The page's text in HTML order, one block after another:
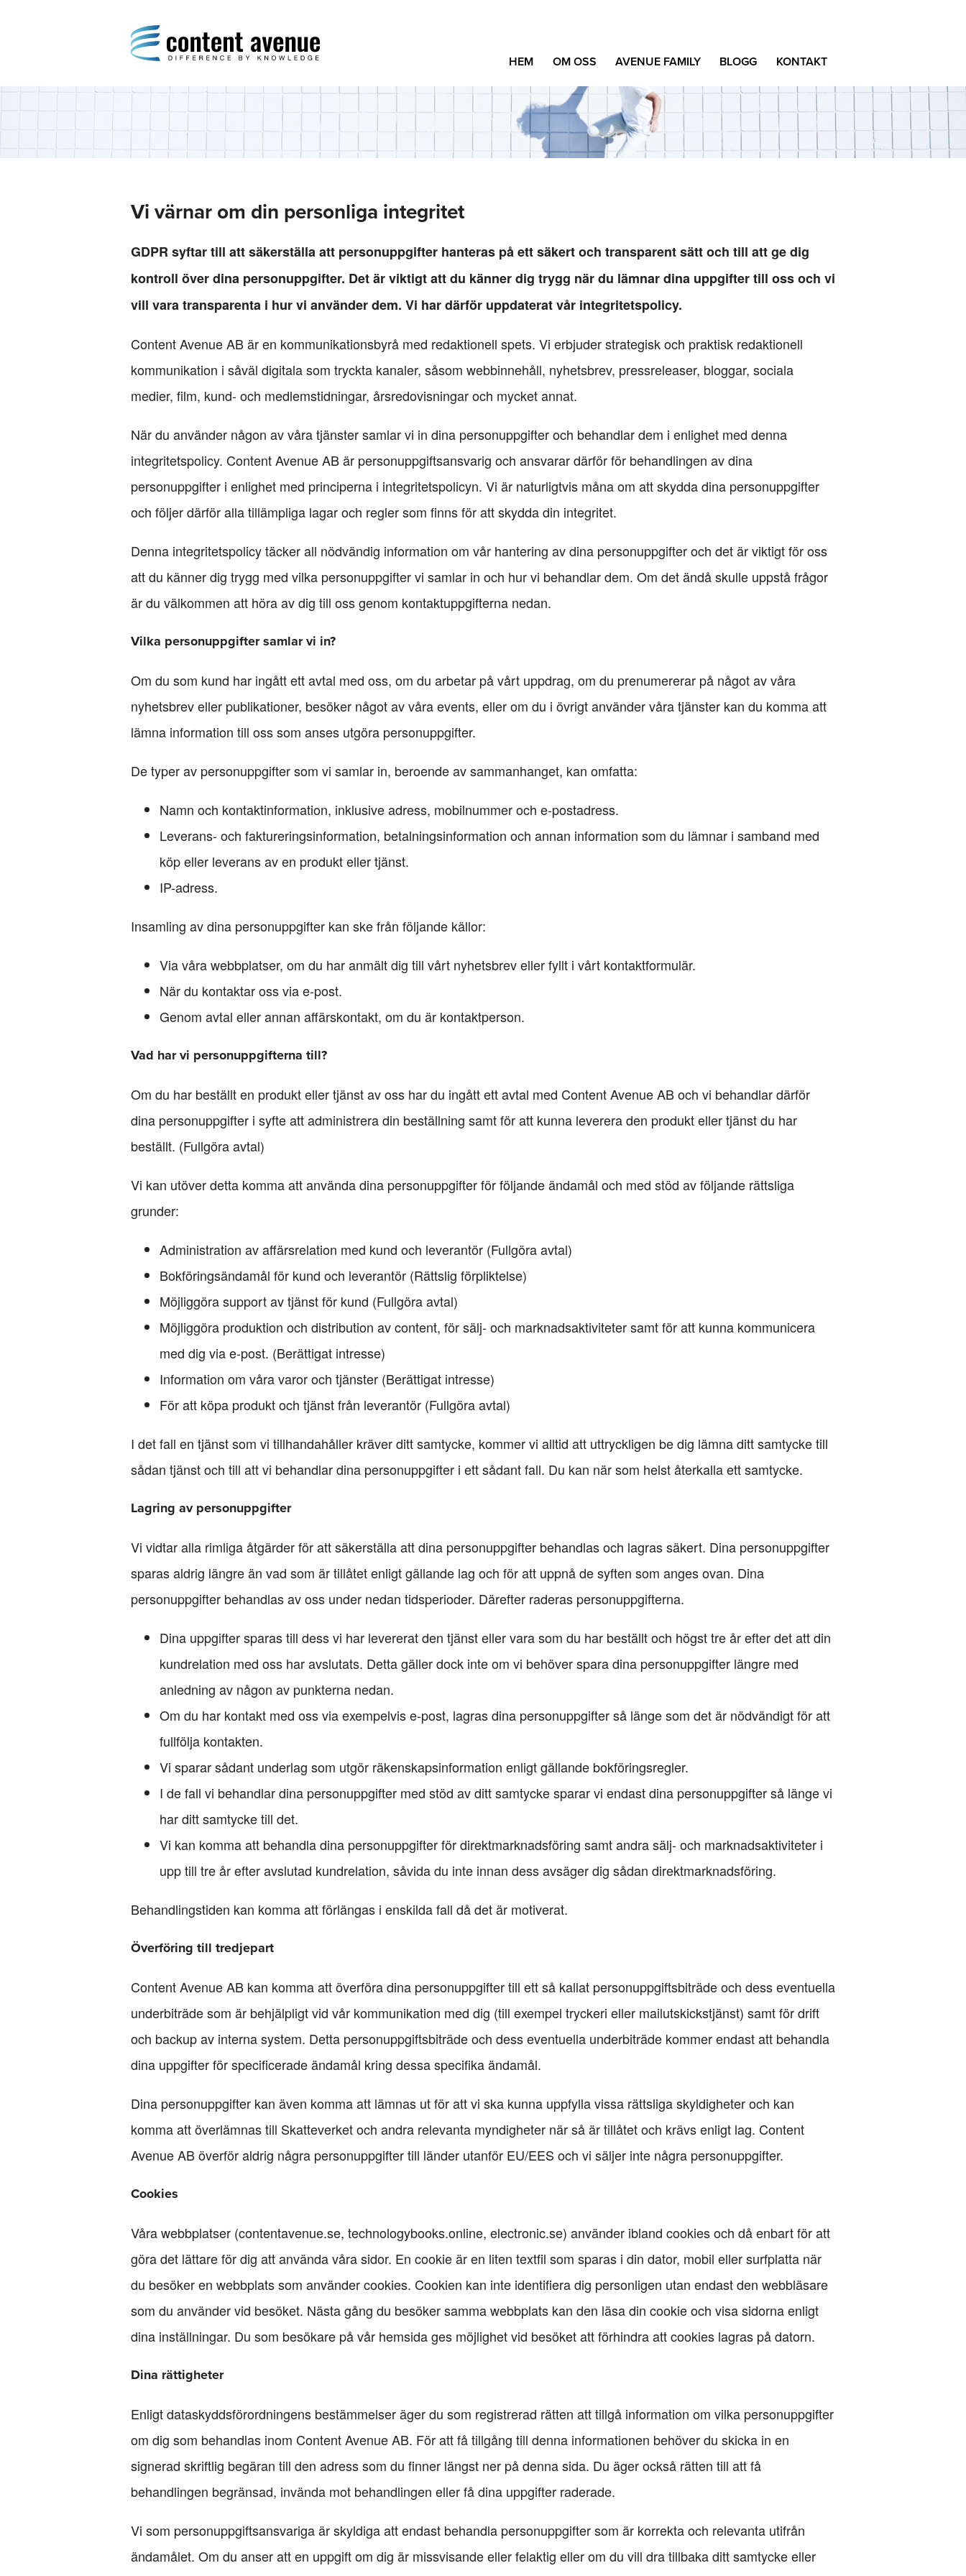
Difference by Knowledge
HEM OM OSS AVENUE FAMILY BLOGG KONTAKT
Vi värnar om din personliga integritet
GDPR syftar till att säkerställa att personuppgifter hanteras på ett säkert och transparent sätt och till att ge dig
kontroll över dina personuppgifter. Det är viktigt att du känner dig trygg när du lämnar dina uppgifter till oss och vi
vill vara transparenta i hur vi använder dem. Vi har därför uppdaterat vår integritetspolicy.
Content Avenue AB är en kommunikationsbyrå med redaktionell spets. Vi erbjuder strategisk och praktisk redaktionell
kommunikation i såväl digitala som tryckta kanaler, såsom webbinnehåll, nyhetsbrev, pressreleaser, bloggar, sociala
medier, film, kund- och medlemstidningar, årsredovisningar och mycket annat.
När du använder någon av våra tjänster samlar vi in dina personuppgifter och behandlar dem i enlighet med denna
integritetspolicy. Content Avenue AB är personuppgiftsansvarig och ansvarar därför för behandlingen av dina
personuppgifter i enlighet med principerna i integritetspolicyn. Vi är naturligtvis måna om att skydda dina personuppgifter
och följer därför alla tillämpliga lagar och regler som finns för att skydda din integritet.
Denna integritetspolicy täcker all nödvändig information om vår hantering av dina personuppgifter och det är viktigt för oss
att du känner dig trygg med vilka personuppgifter vi samlar in och hur vi behandlar dem. Om det ändå skulle uppstå frågor
är du välkommen att höra av dig till oss genom kontaktuppgifterna nedan.
Vilka personuppgifter samlar vi in?
Om du som kund har ingått ett avtal med oss, om du arbetar på vårt uppdrag, om du prenumererar på något av våra
nyhetsbrev eller publikationer, besöker något av våra events, eller om du i övrigt använder våra tjänster kan du komma att
lämna information till oss som anses utgöra personuppgifter.
De typer av personuppgifter som vi samlar in, beroende av sammanhanget, kan omfatta:
Namn och kontaktinformation, inklusive adress, mobilnummer och e-postadress.
Leverans- och faktureringsinformation, betalningsinformation och annan information som du lämnar i samband med
köp eller leverans av en produkt eller tjänst.
IP-adress.
Insamling av dina personuppgifter kan ske från följande källor:
Via våra webbplatser, om du har anmält dig till vårt nyhetsbrev eller fyllt i vårt kontaktformulär.
När du kontaktar oss via e-post.
Genom avtal eller annan affärskontakt, om du är kontaktperson.
Vad har vi personuppgifterna till?
Om du har beställt en produkt eller tjänst av oss har du ingått ett avtal med Content Avenue AB och vi behandlar därför
dina personuppgifter i syfte att administrera din beställning samt för att kunna leverera den produkt eller tjänst du har
beställt. (Fullgöra avtal)
Vi kan utöver detta komma att använda dina personuppgifter för följande ändamål och med stöd av följande rättsliga
grunder:
Administration av affärsrelation med kund och leverantör (Fullgöra avtal)
Bokföringsändamål för kund och leverantör (Rättslig förpliktelse)
Möjliggöra support av tjänst för kund (Fullgöra avtal)
Möjliggöra produktion och distribution av content, för sälj- och marknadsaktiviteter samt för att kunna kommunicera
med dig via e-post. (Berättigat intresse)
Information om våra varor och tjänster (Berättigat intresse)
För att köpa produkt och tjänst från leverantör (Fullgöra avtal)
I det fall en tjänst som vi tillhandahåller kräver ditt samtycke, kommer vi alltid att uttryckligen be dig lämna ditt samtycke till
sådan tjänst och till att vi behandlar dina personuppgifter i ett sådant fall. Du kan när som helst återkalla ett samtycke.
Lagring av personuppgifter
Vi vidtar alla rimliga åtgärder för att säkerställa att dina personuppgifter behandlas och lagras säkert. Dina personuppgifter
sparas aldrig längre än vad som är tillåtet enligt gällande lag och för att uppnå de syften som anges ovan. Dina
personuppgifter behandlas av oss under nedan tidsperioder. Därefter raderas personuppgifterna.
Dina uppgifter sparas till dess vi har levererat den tjänst eller vara som du har beställt och högst tre år efter det att din
kundrelation med oss har avslutats. Detta gäller dock inte om vi behöver spara dina personuppgifter längre med
anledning av någon av punkterna nedan.
Om du har kontakt med oss via exempelvis e-post, lagras dina personuppgifter så länge som det är nödvändigt för att
fullfölja kontakten.
Vi sparar sådant underlag som utgör räkenskapsinformation enligt gällande bokföringsregler.
I de fall vi behandlar dina personuppgifter med stöd av ditt samtycke sparar vi endast dina personuppgifter så länge vi
har ditt samtycke till det.
Vi kan komma att behandla dina personuppgifter för direktmarknadsföring samt andra sälj- och marknadsaktiviteter i
upp till tre år efter avslutad kundrelation, såvida du inte innan dess avsäger dig sådan direktmarknadsföring.
Behandlingstiden kan komma att förlängas i enskilda fall då det är motiverat.
Överföring till tredjepart
Content Avenue AB kan komma att överföra dina personuppgifter till ett så kallat personuppgiftsbiträde och dess eventuella
underbiträde som är behjälpligt vid vår kommunikation med dig (till exempel tryckeri eller mailutskickstjänst) samt för drift
och backup av interna system. Detta personuppgiftsbiträde och dess eventuella underbiträde kommer endast att behandla
dina uppgifter för specificerade ändamål kring dessa specifika ändamål.
Dina personuppgifter kan även komma att lämnas ut för att vi ska kunna uppfylla vissa rättsliga skyldigheter och kan
komma att överlämnas till Skatteverket och andra relevanta myndigheter när så är tillåtet och krävs enligt lag. Content
Avenue AB överför aldrig några personuppgifter till länder utanför EU/EES och vi säljer inte några personuppgifter.
Cookies
Våra webbplatser (contentavenue.se, technologybooks.online, electronic.se) använder ibland cookies och då enbart för att
göra det lättare för dig att använda våra sidor. En cookie är en liten textfil som sparas i din dator, mobil eller surfplatta när
du besöker en webbplats som använder cookies. Cookien kan inte identifiera dig personligen utan endast den webbläsare
som du använder vid besöket. Nästa gång du besöker samma webbplats kan den läsa din cookie och visa sidorna enligt
dina inställningar. Du som besökare på vår hemsida ges möjlighet vid besöket att förhindra att cookies lagras på datorn.
Dina rättigheter
Enligt dataskyddsförordningens bestämmelser äger du som registrerad rätten att tillgå information om vilka personuppgifter
om dig som behandlas inom Content Avenue AB. För att få tillgång till denna informationen behöver du skicka in en
signerad skriftlig begäran till den adress som du finner längst ner på denna sida. Du äger också rätten till att få
behandlingen begränsad, invända mot behandlingen eller få dina uppgifter raderade.
Vi som personuppgiftsansvariga är skyldiga att endast behandla personuppgifter som är korrekta och relevanta utifrån
ändamålet. Om du anser att en uppgift om dig är missvisande eller felaktig eller om du vill dra tillbaka ditt samtycke eller